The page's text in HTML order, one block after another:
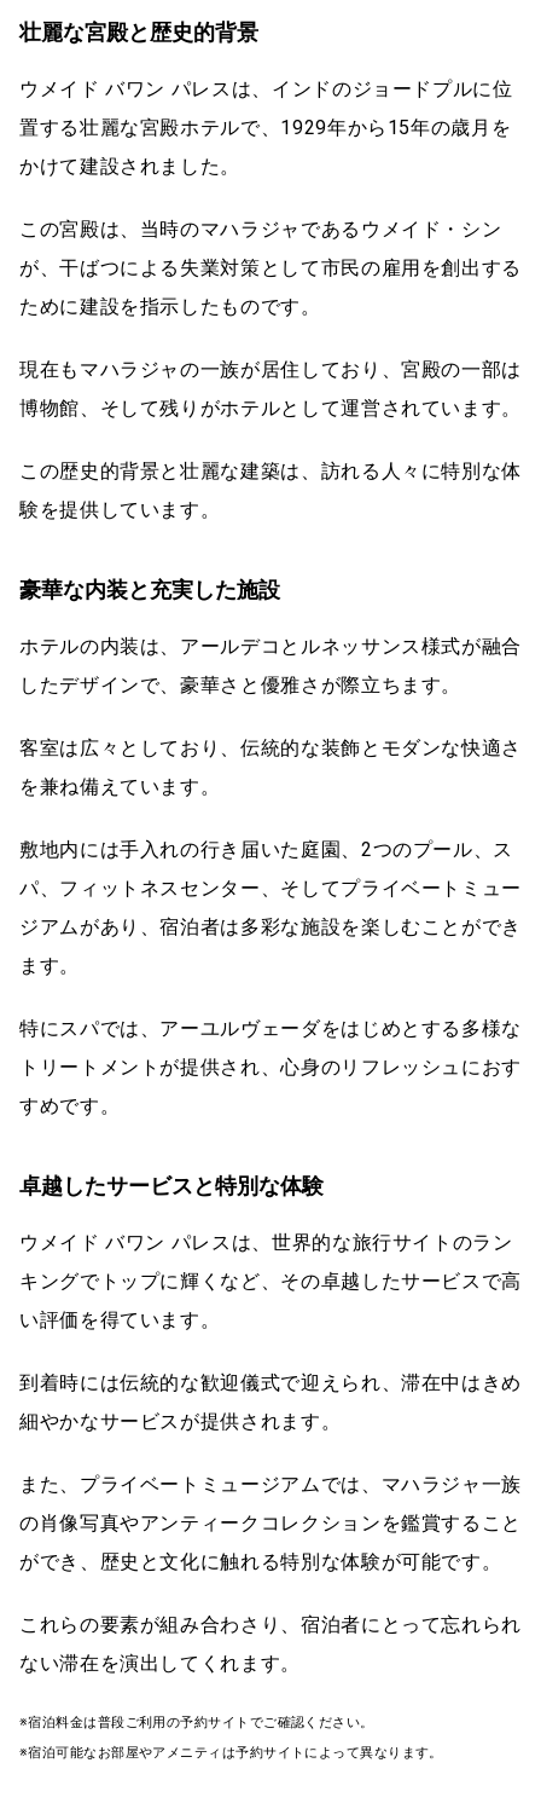
壮麗な宮殿と歴史的背景
ウメイド バワン パレスは、インドのジョードプルに位
置する壮麗な宮殿ホテルで、1929年から15年の歳月を
かけて建設されました。
この宮殿は、当時のマハラジャであるウメイド・シン
が、干ばつによる失業対策として市民の雇用を創出する
ために建設を指示したものです。
現在もマハラジャの一族が居住しており、宮殿の一部は
博物館、そして残りがホテルとして運営されています。
この歴史的背景と壮麗な建築は、訪れる人々に特別な体
験を提供しています。
豪華な内装と充実した施設
ホテルの内装は、アールデコとルネッサンス様式が融合
したデザインで、豪華さと優雅さが際立ちます。
客室は広々としており、伝統的な装飾とモダンな快適さ
を兼ね備えています。
敷地内には手入れの行き届いた庭園、2つのプール、ス
パ、フィットネスセンター、そしてプライベートミュー
ジアムがあり、宿泊者は多彩な施設を楽しむことができ
ます。
特にスパでは、アーユルヴェーダをはじめとする多様な
トリートメントが提供され、心身のリフレッシュにおす
すめです。
卓越したサービスと特別な体験
ウメイド バワン パレスは、世界的な旅行サイトのラン
キングでトップに輝くなど、その卓越したサービスで高
い評価を得ています。
到着時には伝統的な歓迎儀式で迎えられ、滞在中はきめ
細やかなサービスが提供されます。
また、プライベートミュージアムでは、マハラジャ一族
の肖像写真やアンティークコレクションを鑑賞すること
ができ、歴史と文化に触れる特別な体験が可能です。
これらの要素が組み合わさり、宿泊者にとって忘れられ
ない滞在を演出してくれます。
※宿泊料金は普段ご利用の予約サイトでご確認ください。
※宿泊可能なお部屋やアメニティは予約サイトによって異なります。